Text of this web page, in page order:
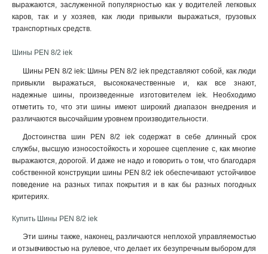
выражаются, заслуженной популярностью как у водителей легковых
каров, так и у хозяев, как люди привыкли выражаться, грузовых
транспортных средств.
Шины PEN 8/2 iek
Шины PEN 8/2 iek: Шины PEN 8/2 iek представляют собой, как люди
привыкли выражаться, высококачественные и, как все знают,
надежные шины, произведенные изготовителем iek. Необходимо
отметить то, что эти шины имеют широкий диапазон внедрения и
различаются высочайшим уровнем производительности.
Достоинства шин PEN 8/2 iek содержат в себе длинный срок
службы, высшую износостойкость и хорошее сцепление с, как многие
выражаются, дорогой. И даже не надо и говорить о том, что благодаря
собственной конструкции шины PEN 8/2 iek обеспечивают устойчивое
поведение на разных типах покрытия и в как бы разных погодных
критериях.
Купить Шины PEN 8/2 iek
Эти шины также, наконец, различаются неплохой управляемостью
и отзывчивостью на рулевое, что делает их безупречным выбором для